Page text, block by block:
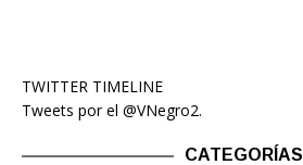
TWITTER TIMELINE
Tweets por el @VNegro2.
CATEGORÍAS